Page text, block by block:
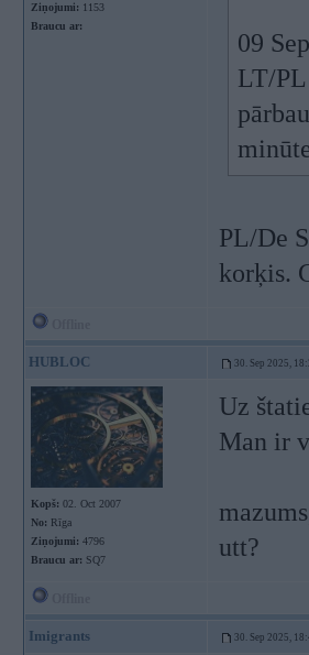
Ziņojumi: 1153
Braucu ar:
09
LT/
PL/De
korķis.
HUBLOC 30. Sep 2025,
Kopš: 02. Oct 2007
No: Rīga
Ziņojumi: 4796
Braucu ar: SQ7
Uz
Man ir
utt?
Imigrants 30. Sep 2025,